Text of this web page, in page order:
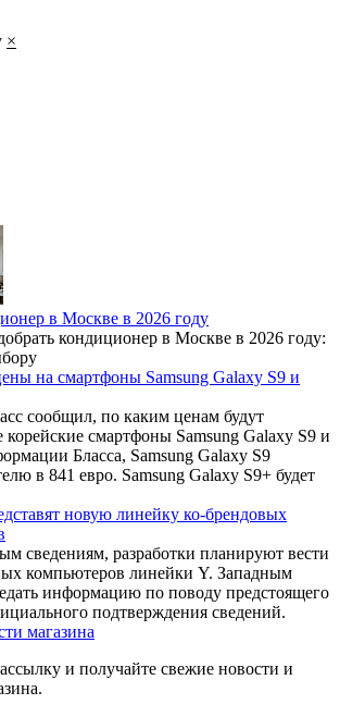
×
в Москве в 2026 году
кондиционер в Москве в 2026 году:
на смартфоны Samsung Galaxy S9 и
сообщил, по каким ценам будут
корейские смартфоны Samsung Galaxy S9 и
Бласса, Samsung Galaxy S9
в 841 евро. Samsung Galaxy S9+ будет
новую линейку ко-брендовых
сведениям, разработки планируют вести
компьютеров линейки Y. Западным
информацию по поводу предстоящего
подтверждения сведений.
магазина
и получайте свежие новости и